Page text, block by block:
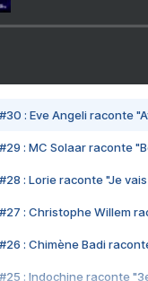
#30 : Eve Angeli raconte
#29 : MC Solaar raconte
#28 : Lorie raconte "Je
#27 : Christophe Willem
#26 : Chimène Badi
#25 : Indochine raconte